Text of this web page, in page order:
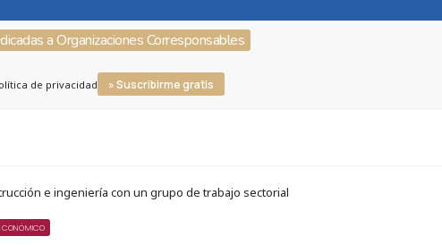
a Organizaciones Corresponsables
de privacidad » Suscribirme gratis
e ingeniería con un grupo de trabajo sectorial